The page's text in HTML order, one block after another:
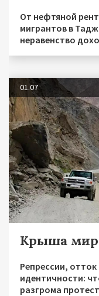
От нефтяной
мигрантов в
неравенство
01.07
Крыша
Репрессии,
идентичности:
разгрома